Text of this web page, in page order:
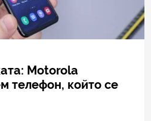
Motorola
телефон, който се